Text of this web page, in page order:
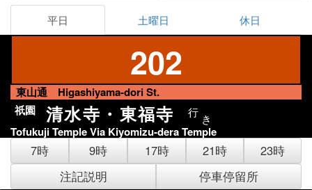
平日 土曜日 休日
202
東山通 Higashiyama-dori St.
祇園
清水寺・東福寺 行 き
Tofukuji Temple Via Kiyomizu-dera Temple
7時 9時 17時 21時
23時
注記説明
停車停留所